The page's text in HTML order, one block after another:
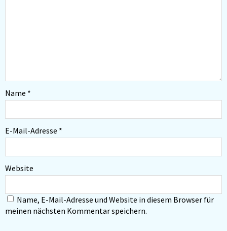
Name *
E-Mail-Adresse *
Website
Name, E-Mail-Adresse und Website in diesem Browser für
meinen nächsten Kommentar speichern.